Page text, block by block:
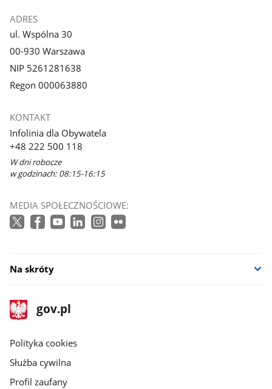
ADRES
ul. Wspólna 30
00-930 Warszawa
NIP 5261281638
Regon 000063880
KONTAKT
Infolinia dla Obywatela
+48 222 500 118
W dni robocze
w godzinach: 08:15-16:15
MEDIA SPOŁECZNOŚCIOWE:
Na skróty
stopka
gov.pl
Strona
gov.pl
gov.pl
Polityka cookies
Służba cywilna
Profil zaufany